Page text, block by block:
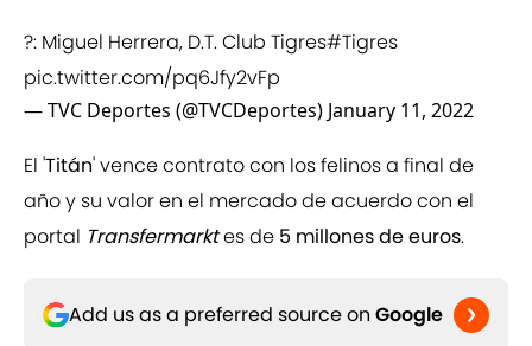
?️: Miguel Herrera, D.T. Club Tigres#Tigres
pic.twitter.com/pq6Jfy2vFp
— TVC Deportes (@TVCDeportes) January 11, 2022
El 'Titán' vence contrato con los felinos a final de
año y su valor en el mercado de acuerdo con el
portal Transfermarktes de 5 millones de euros.
Add us as a preferred source on Google